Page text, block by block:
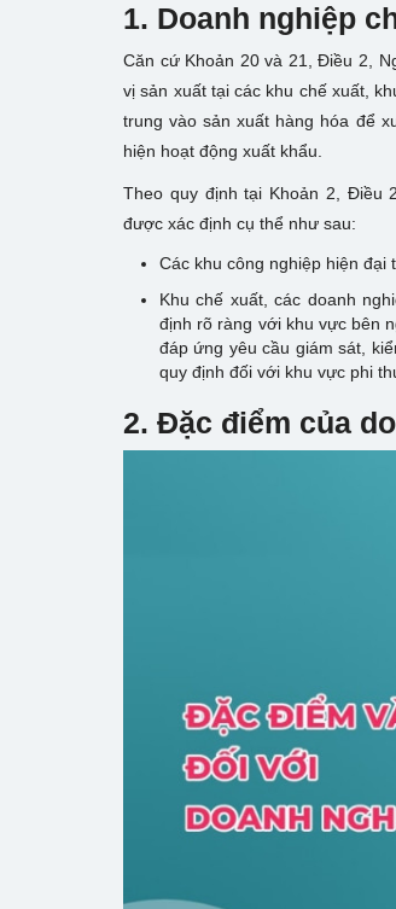
1. Doanh nghiệp
Căn cứ Khoản 20 và 21, Điều 2,
vị sản xuất tại các khu chế xuất,
trung vào sản xuất hàng hóa để
hiện hoạt động xuất khẩu.
Theo quy định tại Khoản 2, Điều
được xác định cụ thể như sau:
Các khu công nghiệp hiện đại
Khu chế xuất, các doanh
định rõ ràng với khu vực bên
đáp ứng yêu cầu giám sát,
quy định đối với khu vực phi
2. Đặc điểm của